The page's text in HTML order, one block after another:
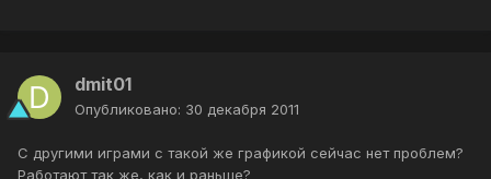
dmit01
Опубликовано: 30 декабря 2011
С другими играми с такой же графикой сейчас нет проблем?
Работают так же, как и раньше?